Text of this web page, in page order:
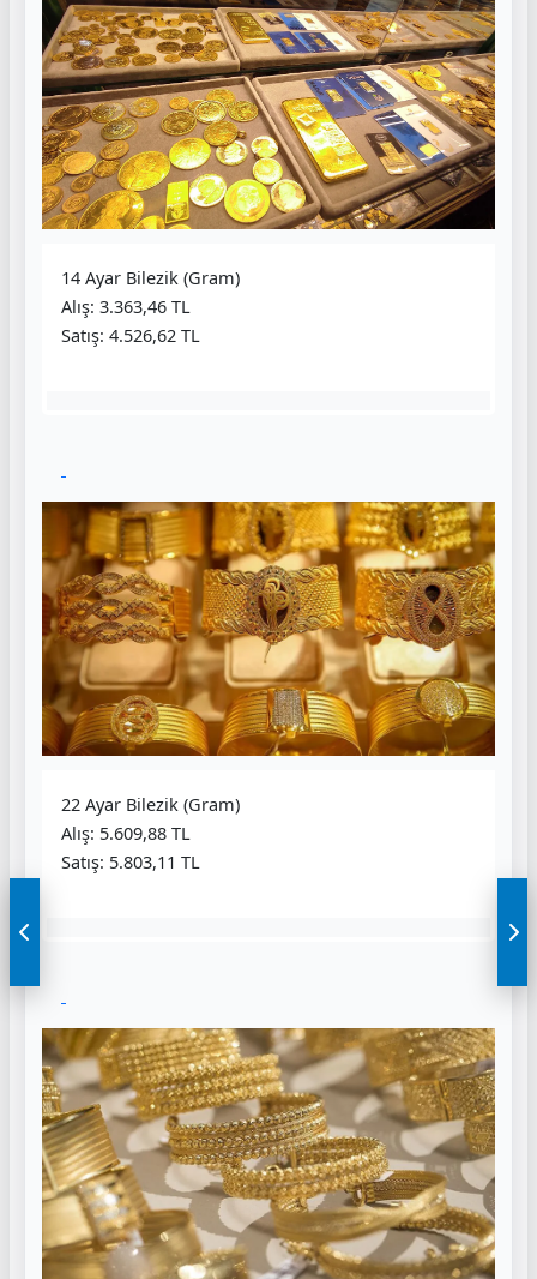
14 Ayar Bilezik (Gram)
Alış: 3.363,46 TL
Satış: 4.526,62 TL
22 Ayar Bilezik (Gram)
Alış: 5.609,88 TL
Satış: 5.803,11 TL